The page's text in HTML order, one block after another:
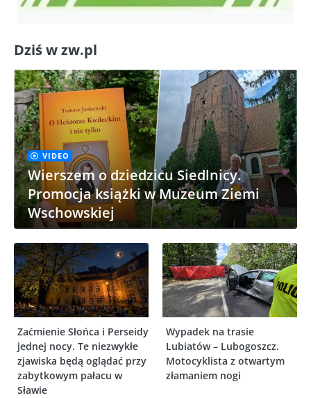
Dziś w zw.pl
VIDEO
Wierszem o dziedzicu Siedlnicy.
Promocja książki w Muzeum Ziemi
Wschowskiej
Zaćmienie Słońca i Perseidy
jednej nocy. Te niezwykłe
zjawiska będą oglądać przy
zabytkowym pałacu w
Sławie
Wypadek na trasie
Lubiatów – Lubogoszcz.
Motocyklista z otwartym
złamaniem nogi